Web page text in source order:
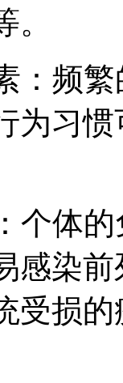
频繁
为习
体的
感染
受损